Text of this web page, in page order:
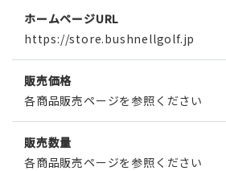
ホームページURL
https://store.bushnellgolf.jp
販売価格
各商品販売ページを参照ください
販売数量
各商品販売ページを参照ください